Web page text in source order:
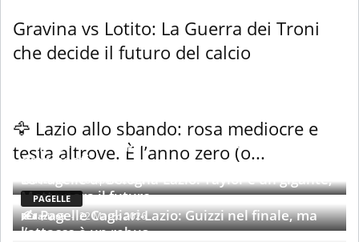
Gravina vs Lotito: La Guerra dei Troni
che decide il futuro del calcio
🦅 Lazio allo sbando: rosa mediocre e
testa altrove. È l’anno zero (o...
PAGELLE
Le pagelle di Napoli-Lazio 0-2: Gila e Tavares
dominanti
18 Aprile 2026
Le Pagelle di Bologna-Lazio: Taylor è un gigante,
Motta para il futuro
Redazione - 22 Marzo 2026
✍️ Pagelle Cagliari-Lazio: Guizzi nel finale, ma
l’attacco è un rebus